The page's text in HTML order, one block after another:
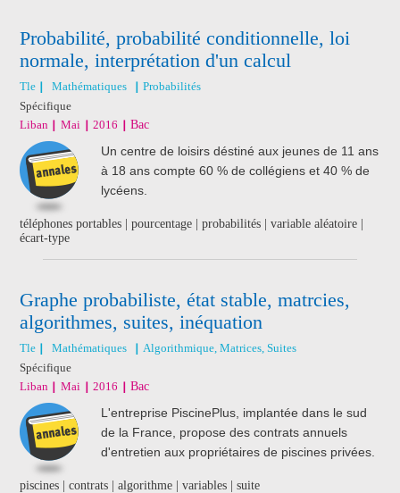
Probabilité, probabilité conditionnelle, loi
normale, interprétation d'un calcul
Tle Mathématiques
Probabilités
Spécifique
Liban
Mai 2016 Bac
Un centre de loisirs déstiné aux jeunes de 11 ans
à 18 ans compte 60 % de collégiens et 40 % de
lycéens.
téléphones portables | pourcentage | probabilités | variable aléatoire |
écart-type
Graphe probabiliste, état stable, matrcies,
algorithmes, suites, inéquation
Tle Mathématiques
Algorithmique, Matrices, Suites
Spécifique
Liban
Mai 2016 Bac
L'entreprise PiscinePlus, implantée dans le sud
de la France, propose des contrats annuels
d'entretien aux propriétaires de piscines privées.
piscines | contrats | algorithme | variables | suite